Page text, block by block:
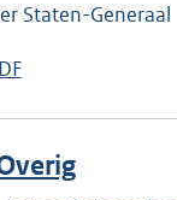
Staten-Generaal